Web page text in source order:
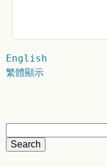
English
繁體顯示